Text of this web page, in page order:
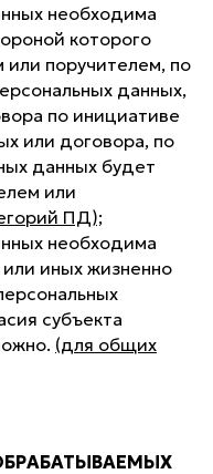
необходима
которого
поручителем, по
данных,
по инициативе
или договора, по
данных будет
или
ПД);
необходима
иных жизненно
субъекта
(для общих